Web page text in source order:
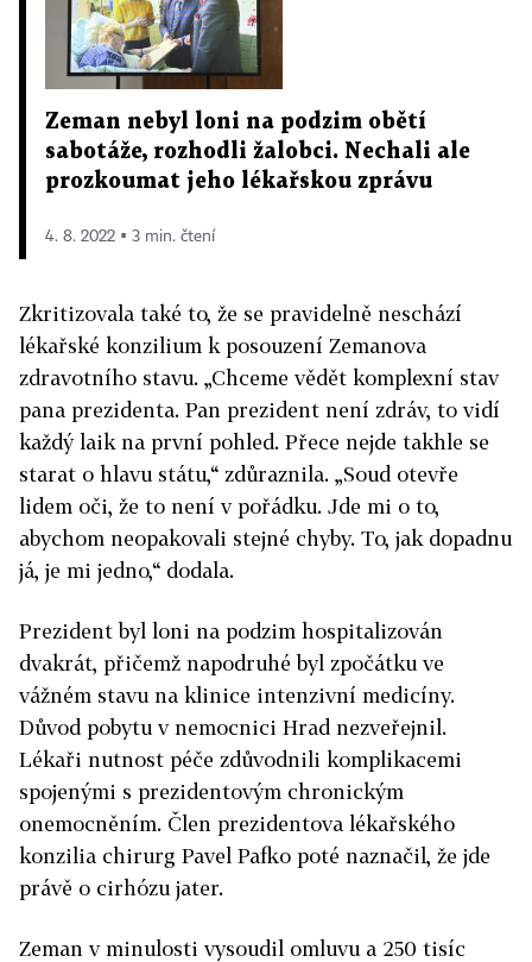
Zeman nebyl loni na podzim obětí
sabotáže, rozhodli žalobci. Nechali ale
prozkoumat jeho lékařskou zprávu
4. 8. 2022 ▪ 3 min. čtení
Zkritizovala také to, že se pravidelně neschází
lékařské konzilium k posouzení Zemanova
zdravotního stavu. „Chceme vědět komplexní stav
pana prezidenta. Pan prezident není zdráv, to vidí
každý laik na první pohled. Přece nejde takhle se
starat o hlavu státu,“ zdůraznila. „Soud otevře
lidem oči, že to není v pořádku. Jde mi o to,
abychom neopakovali stejné chyby. To, jak dopadnu
já, je mi jedno,“ dodala.
Prezident byl loni na podzim hospitalizován
dvakrát, přičemž napodruhé byl zpočátku ve
vážném stavu na klinice intenzivní medicíny.
Důvod pobytu v nemocnici Hrad nezveřejnil.
Lékaři nutnost péče zdůvodnili komplikacemi
spojenými s prezidentovým chronickým
onemocněním. Člen prezidentova lékařského
konzilia chirurg Pavel Pafko poté naznačil, že jde
právě o cirhózu jater.
Zeman v minulosti vysoudil omluvu a 250 tisíc